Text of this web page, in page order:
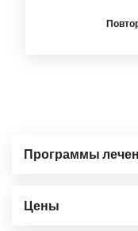
Программы
Цены